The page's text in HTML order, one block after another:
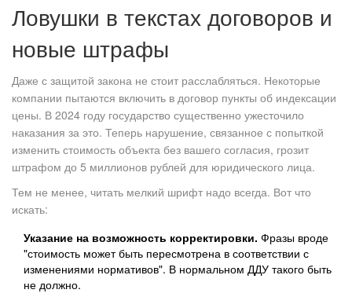
Ловушки в текстах договоров и
новые штрафы
Даже с защитой закона не стоит расслабляться. Некоторые
компании пытаются включить в договор пункты об индексации
цены. В 2024 году государство существенно ужесточило
наказания за это. Теперь нарушение, связанное с попыткой
изменить стоимость объекта без вашего согласия, грозит
штрафом до 5 миллионов рублей для юридического лица.
Тем не менее, читать мелкий шрифт надо всегда. Вот что
искать:
Указание на возможность корректировки. Фразы вроде
"стоимость может быть пересмотрена в соответствии с
изменениями нормативов". В нормальном ДДУ такого быть
не должно.